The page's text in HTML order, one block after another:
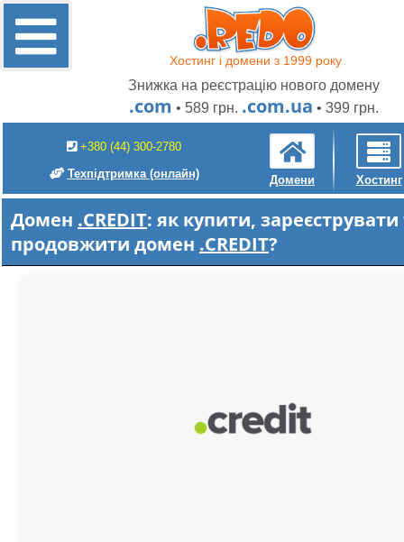
Хостинг і домени з 1999 року
Знижка на реєстрацію нового домену
.com • 589 грн. .com.ua • 399 грн.
+380 (44) 300-2780
Техпідтримка (онлайн) Домени Хостинг
Домен .CREDIT: як купити, зареєструвати
продовжити домен .CREDIT?